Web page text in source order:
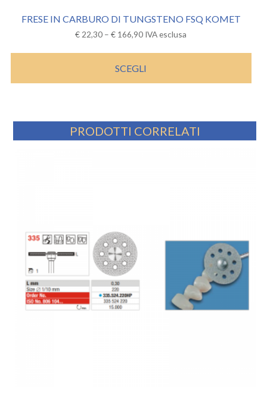
FRESE IN CARBURO DI TUNGSTENO FSQ KOMET
€ 22,30 –€ 166,90 IVA esclusa
SCEGLI
PRODOTTI CORRELATI